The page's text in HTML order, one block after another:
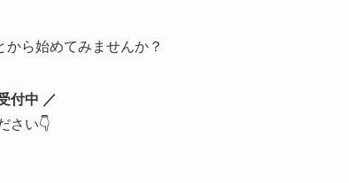
から始めてみませんか？
付中 ／
さい👇